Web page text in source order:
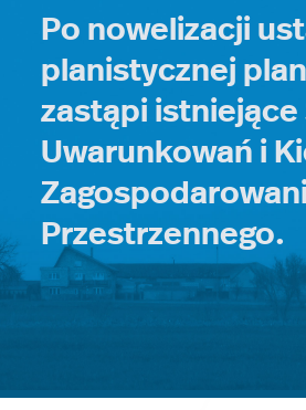
Po nowelizacji
planistycznej
zastąpi
Uwarunkowań i
Przestrzennego.